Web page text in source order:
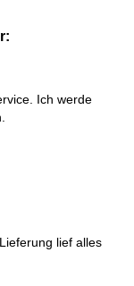
Ich werde
lief alles